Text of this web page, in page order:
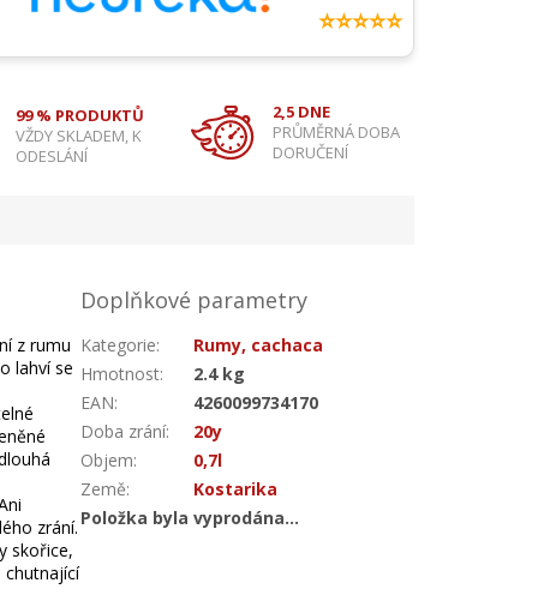
⭐⭐⭐⭐⭐
99 % PRODUKTŮ
VŽDY SKLADEM, K
ODESLÁNÍ
2,5 DNE
PRŮMĚRNÁ DOBA
DORUČENÍ
z rumu
lahví se
zrání.
skořice,
chutnající
Doplňkové parametry
Kategorie:
Rumy, cachaca
Hmotnost:
2.4 kg
EAN:
4260099734170
Doba zrání:
20y
Objem:
0,7l
Země:
Kostarika
Položka byla vyprodána…